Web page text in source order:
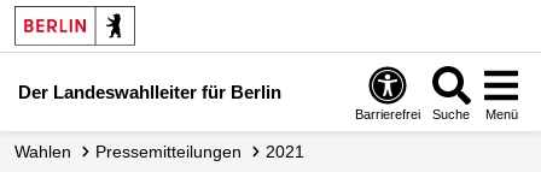
Der Landeswahlleiter für Berlin
Barrierefrei Suche Menü
Wahlen Presse­mitteilungen 2021